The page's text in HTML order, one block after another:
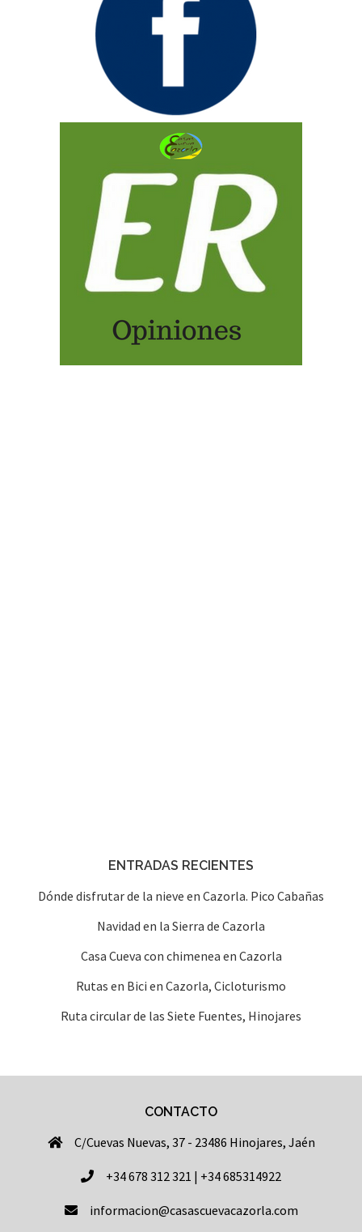
ENTRADAS RECIENTES
Dónde disfrutar de la nieve en Cazorla. Pico Cabañas
Navidad en la Sierra de Cazorla
Casa Cueva con chimenea en Cazorla
Rutas en Bici en Cazorla, Cicloturismo
Ruta circular de las Siete Fuentes, Hinojares
CONTACTO
C/Cuevas Nuevas, 37 - 23486 Hinojares, Jaén
+34 678 312 321 | +34 685314922
informacion@casascuevacazorla.com